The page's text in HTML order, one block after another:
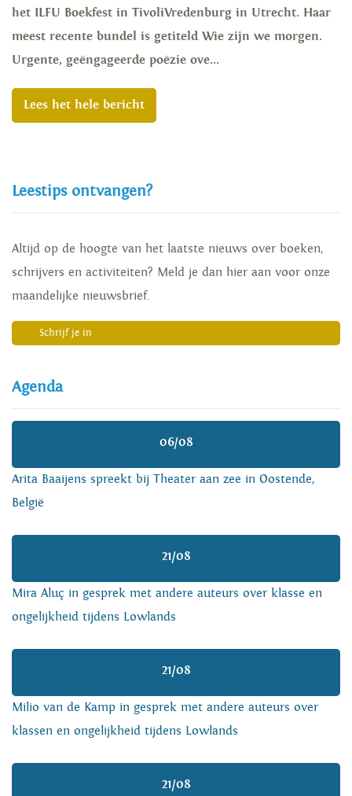
het ILFU Boekfest in TivoliVredenburg in Utrecht. Haar
meest recente bundel is getiteld Wie zijn we morgen.
Urgente, geëngageerde poëzie ove...
Lees het hele bericht
Leestips ontvangen?
Altijd op de hoogte van het laatste nieuws over boeken,
schrijvers en activiteiten? Meld je dan hier aan voor onze
maandelijke nieuwsbrief.
Schrijf je in
Agenda
06/08
Arita Baaijens spreekt bij Theater aan zee in Oostende,
België
21/08
Mira Aluç in gesprek met andere auteurs over klasse en
ongelijkheid tijdens Lowlands
21/08
Milio van de Kamp in gesprek met andere auteurs over
klassen en ongelijkheid tijdens Lowlands
21/08